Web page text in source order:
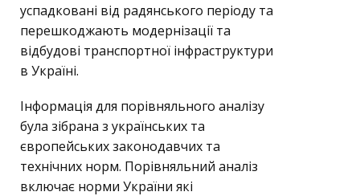
успадковані від радянського періоду та
перешкоджають модернізації та
відбудові транспортної інфраструктури
в Україні.
Інформація для порівняльного аналізу
була зібрана з українських та
європейських законодавчих та
технічних норм. Порівняльний аналіз
включає норми України які